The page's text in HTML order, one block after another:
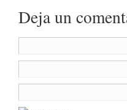
Deja un